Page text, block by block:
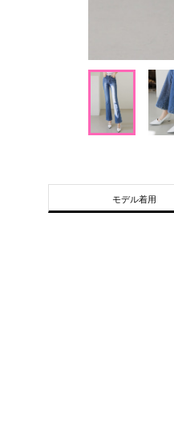
モデル着用